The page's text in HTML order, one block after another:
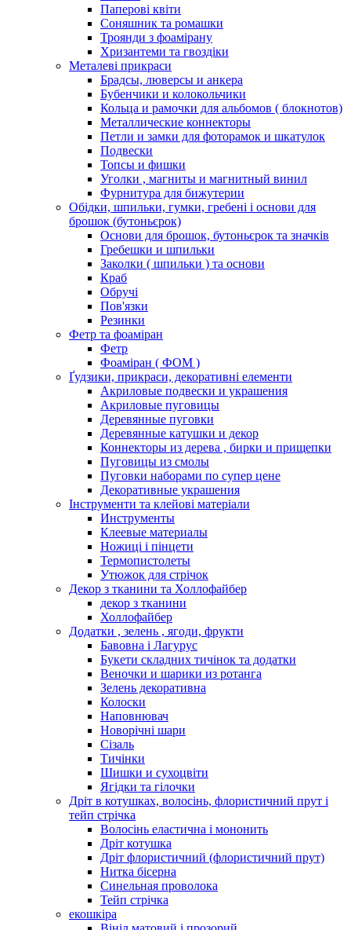
Паперові квіти
Соняшник та ромашки
Троянди з фоамірану
Хризантеми та гвоздіки
Металеві прикраси
Брадсы, люверсы и анкера
Бубенчики и колокольчики
Кольца и рамочки для альбомов ( блокнотов)
Металлические коннекторы
Петли и замки для фоторамок и шкатулок
Подвески
Топсы и фишки
Уголки , магниты и магнитный винил
Фурнитура для бижутерии
Обідки, шпильки, гумки, гребені і основи для
брошок (бутоньєрок)
Основи для брошок, бутоньєрок та значків
Гребешки и шпильки
Заколки ( шпильки ) та основи
Краб
Обручі
Пов'язки
Резинки
Фетр та фоаміран
Фетр
Фоаміран ( ФОМ )
Ґудзики, прикраси, декоративні елементи
Акриловые подвески и украшения
Акриловые пуговицы
Деревянные пуговки
Деревянные катушки и декор
Коннекторы из дерева , бирки и прищепки
Пуговицы из смолы
Пуговки наборами по супер цене
Декоративные украшения
Інструменти та клейові матеріали
Инструменты
Клеевые материалы
Ножиці і пінцети
Термопистолеты
Утюжок для стрічок
Декор з тканини та Холлофайбер
декор з тканини
Холлофайбер
Додатки , зелень , ягоди, фрукти
Бавовна і Лагурус
Букети складних тичінок та додатки
Веночки и шарики из ротанга
Зелень декоративна
Колоски
Наповнювач
Новорічні шари
Сізаль
Тичінки
Шишки и сухоцвіти
Ягідки та гілочки
Дріт в котушках, волосінь, флористичний прут і
тейп стрічка
Волосінь еластична і мононить
Дріт котушка
Дріт флористичний (флористичний прут)
Нитка бісерна
Синельная проволока
Тейп стрічка
екошкіра